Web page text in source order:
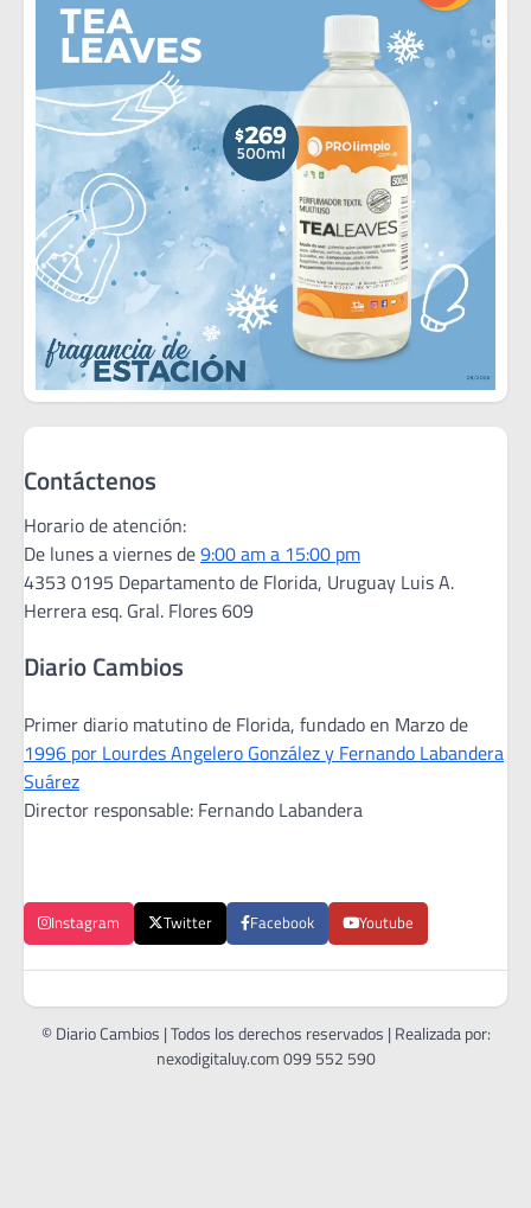
Contáctenos
Horario de atención:
De lunes a viernes de9:00 am a 15:00 pm
4353 0195 Departamento de Florida, Uruguay Luis A.
Herrera esq. Gral. Flores 609
Diario Cambios
Primer diario matutino de Florida, fundado en Marzo de
1996 por Lourdes Angelero González y Fernando Labandera
Suárez
Director responsable: Fernando Labandera
Instagram Twitter Facebook Youtube